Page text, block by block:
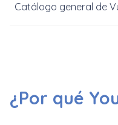
Catálogo general de
¿Por qué